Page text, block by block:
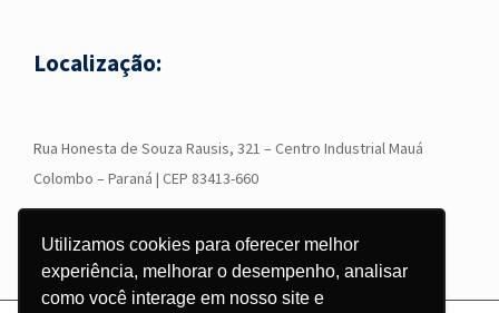
Utilizamos cookies para oferecer melhor
experiência, melhorar o desempenho, analisar
como você interage em nosso site e
Localização:
Rua Honesta de Souza Rausis, 321 – Centro Industrial Mauá
Colombo – Paraná | CEP 83413-660